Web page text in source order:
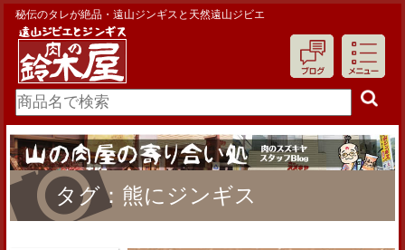
秘伝のタレが絶品・遠山ジンギスと天然遠山ジビエ
タグ：熊にジンギス